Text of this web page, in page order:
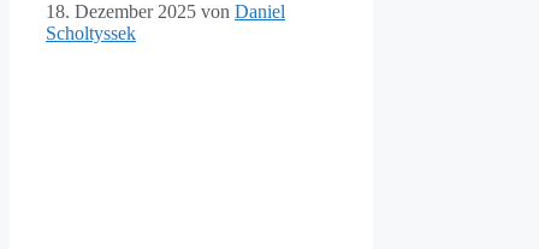
18. Dezember 2025 von Daniel
Scholtyssek